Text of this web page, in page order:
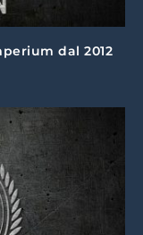
dal 2012